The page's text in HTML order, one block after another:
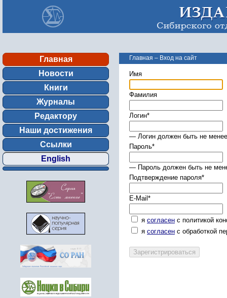
Главная
Новости
Книги
Журналы
Редактору
Наши достижения
Ссылки
English
Главная – Вход на сайт
Имя
Фамилия
Логин*
— Логин должен быть не
Пароль*
— Пароль должен быть не
Подтверждение пароля*
E-Mail *
я согласен с политикой
я согласен с обработкой